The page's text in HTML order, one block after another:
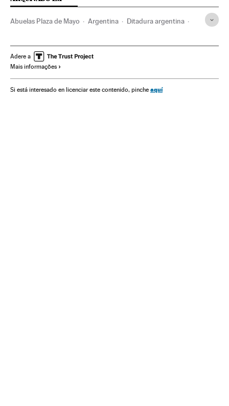
Abuelas Plaza de Mayo Argentina Ditadura argentina
Ditadura América do Sul
História contemporânea
Sociedade
Adere a
Mais informações
Si está interesado en licenciar este contenido, pinche aquí